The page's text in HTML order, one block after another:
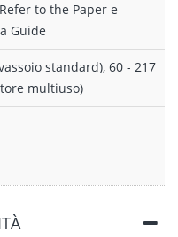
to the Paper e
Guide
standard), 60 - 217
multiuso)